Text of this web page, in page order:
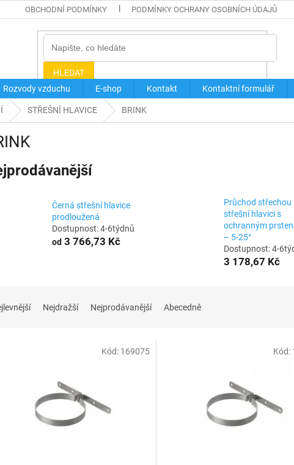
OBCHODNÍ PODMÍNKY PODMÍNKY OCHRANY OSOBNÍCH ÚDAJŮ
HLEDAT
Rozvody vzduchu E-shop Kontakt Kontaktní formulář
STŘEŠNÍ HLAVICE BRINK
Černá střešní hlavice
prodloužená
Dostupnost: 4-6týdnů
od 3 766,73 Kč
Průchod střechou
střešní hlavici s
ochranným
– 5-25°
Dostupnost: 4-
3 178,67 Kč
Nejdražší Nejprodávanější Abecedně
Kód: 169075 Kód: